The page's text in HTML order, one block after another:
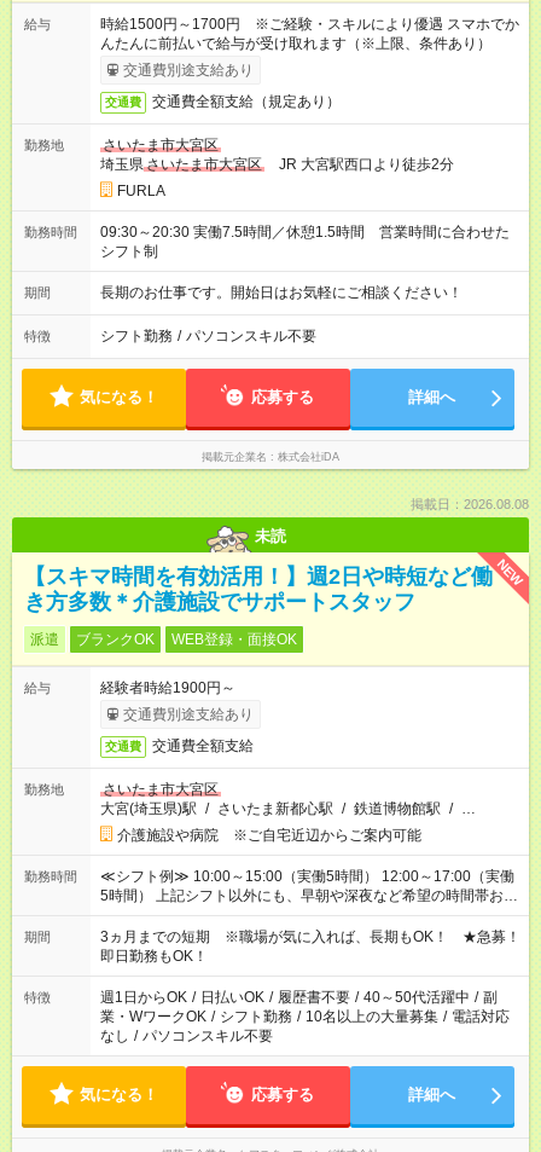
給与
時給1500円～1700円 ※ご経験・スキルにより優遇 スマホでか
んたんに前払いで給与が受け取れます（※上限、条件あり）
交通費別途支給あり
交通費 交通費全額支給（規定あり）
勤務地
さいたま市大宮区
埼玉県さいたま市大宮区
JR 大宮駅西口より徒歩2分
FURLA
勤務時間
09:30～20:30 実働7.5時間／休憩1.5時間 営業時間に合わせた
シフト制
期間 長期のお仕事です。開始日はお気軽にご相談ください！
特徴 シフト勤務 / パソコンスキル不要
気になる！ 応募する 詳細へ
掲載元企業名 株式会社iDA
掲載日：2026.08.08
未読
NEW
【スキマ時間を有効活用！】週2日や時短など働
き方多数＊介護施設でサポートスタッフ
派遣 ブランクOK WEB登録・面接OK
給与
経験者時給1900円～
交通費別途支給あり
交通費 交通費全額支給
勤務地
さいたま市大宮区
大宮(埼玉県)駅 / さいたま新都心駅 / 鉄道博物館駅 / …
介護施設や病院 ※ご自宅近辺からご案内可能
勤務時間
≪シフト例≫ 10:00～15:00（実働5時間） 12:00～17:00（実働
5時間） 上記シフト以外にも、早朝や深夜など希望の時間帯お聞
かせください！ 事前に担当からヒアリングもしますので、ご安
心ください！
期間
3ヵ月までの短期 ※職場が気に入れば、長期もOK！ ★急募！
即日勤務もOK！
特徴 週1日からOK / 日払いOK / 履歴書不要 / 40～50代活躍中 / 副
業・WワークOK / シフト勤務 / 10名以上の大量募集 / 電話対応
なし / パソコンスキル不要
気になる！ 応募する 詳細へ